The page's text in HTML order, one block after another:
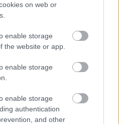
on web or
enable storage
the website or app.
enable storage
enable storage
authentication
and other